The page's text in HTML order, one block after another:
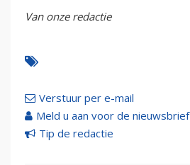
Van onze redactie
Verstuur per e-mail
Meld u aan voor de nieuwsbrief
Tip de redactie